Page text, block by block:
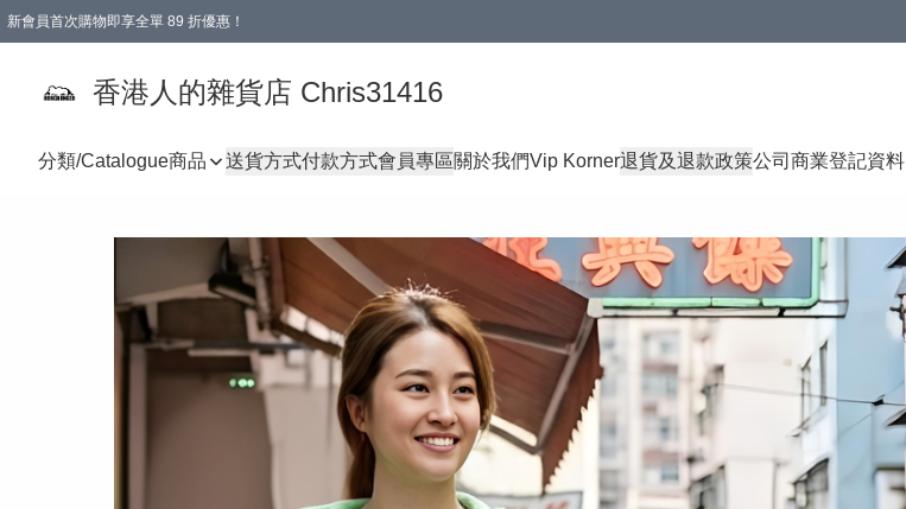
新會員首次購物即享全單 89 折優惠！
香港人的雜貨店 Chris31416
分類/Catalogue商品 送貨方式付款方式會員專區關於我們Vip Korner退貨及退款政策公司商業登記資料